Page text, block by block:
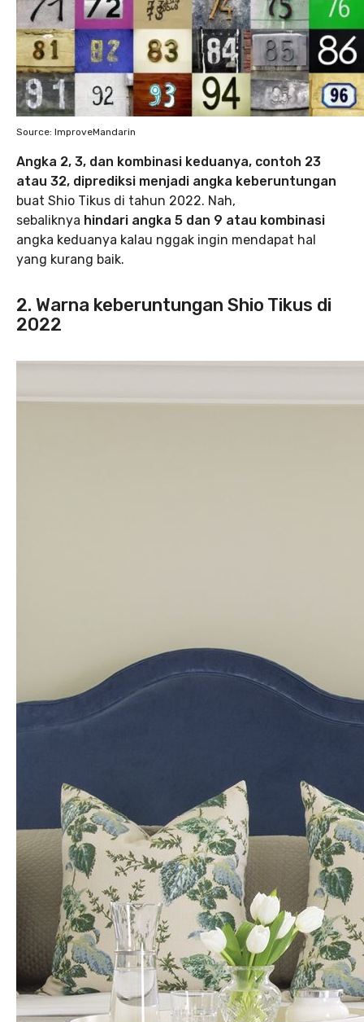
Source: ImproveMandarin
Angka 2, 3, dan kombinasi keduanya, contoh 23
atau 32, diprediksi menjadi angka keberuntungan
buat Shio Tikus di tahun 2022. Nah,
sebaliknya hindari angka 5 dan 9 atau kombinasi
angka keduanya kalau nggak ingin mendapat hal
yang kurang baik.
2. Warna keberuntungan Shio Tikus di
2022